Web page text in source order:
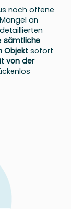
noch offene
an
sämtliche
Objektsofort
von der